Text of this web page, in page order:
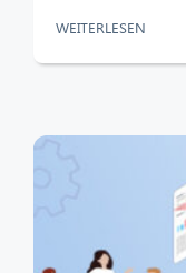
WEITERLESEN